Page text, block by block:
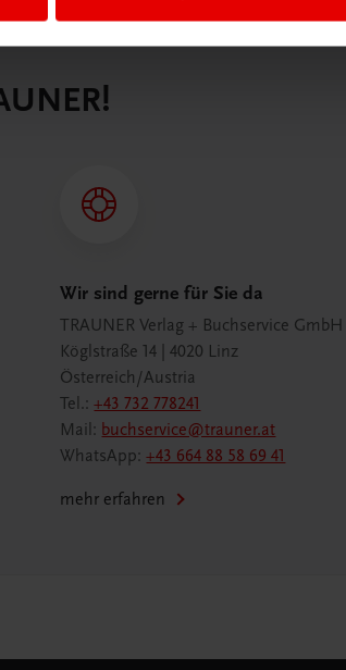
Wir sind gerne für Sie da
TRAUNER Verlag + Buchservice GmbH
Köglstraße 14 | 4020 Linz
Österreich/Austria
Tel.:+43 732 778241
Mail: buchservice@trauner.at
WhatsApp:+43 664 88 58 69 41
mehr erfahren